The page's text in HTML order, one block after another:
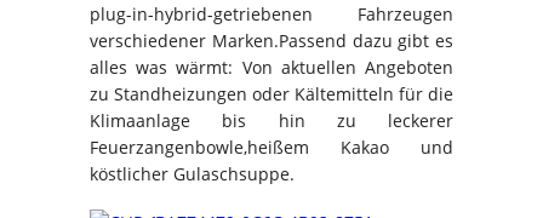
plug-in-hybrid-getriebenen Fahrzeugen
verschiedener Marken.Passend dazu gibt es
alles was wärmt: Von aktuellen Angeboten
zu Standheizungen oder Kältemitteln für die
Klimaanlage bis hin zu leckerer
Feuerzangenbowle,heißem Kakao und
köstlicher Gulaschsuppe.